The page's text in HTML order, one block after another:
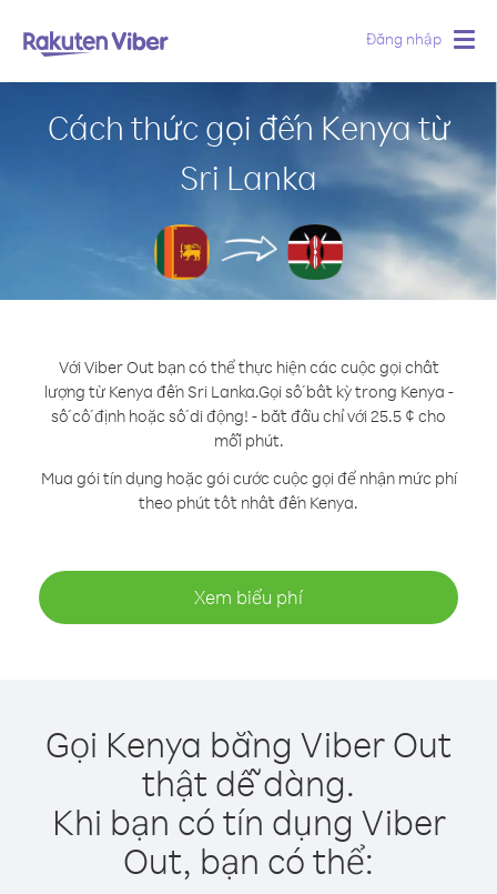
Đăng nhập
Cách thức gọi đến Kenya từ
Sri Lanka
Với Viber Out bạn có thể thực hiện các cuộc gọi chất
lượng từ Kenya đến Sri Lanka.Gọi số bất kỳ trong Kenya -
số cố định hoặc số di động! - bắt đầu chỉ với 25.5 ¢ cho
mỗi phút.
Mua gói tín dụng hoặc gói cước cuộc gọi để nhận mức phí
theo phút tốt nhất đến Kenya.
Xem biểu phí
Gọi Kenya bằng Viber Out
thật dễ dàng.
Khi bạn có tín dụng Viber
Out, bạn có thể: